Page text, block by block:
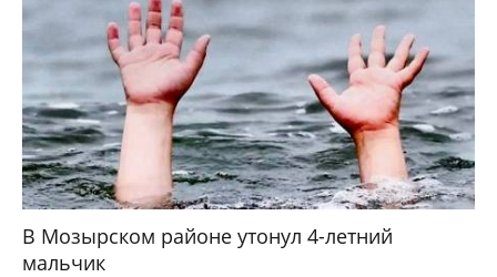
В Мозырском районе утонул 4-летний
мальчик